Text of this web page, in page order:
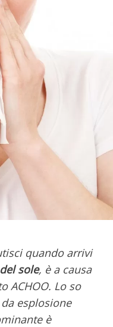
quando arrivi
sole, è a causa
ACHOO. Lo so
esplosione
è